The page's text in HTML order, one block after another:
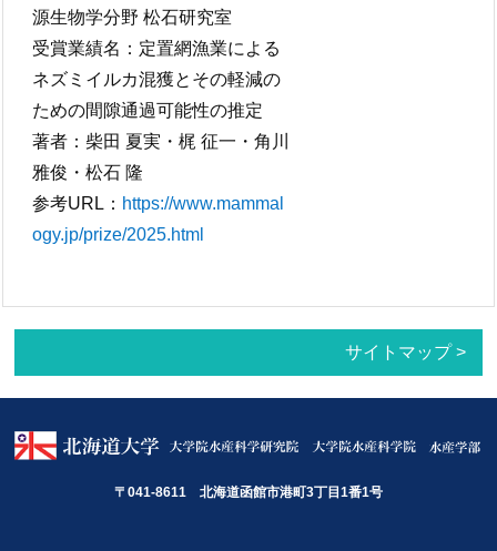
源生物学分野 松石研究室
受賞業績名：定置網漁業による
ネズミイルカ混獲とその軽減の
ための間隙通過可能性の推定
著者：柴田 夏実・梶 征一・角川
雅俊・松石 隆
参考URL： https://www.mammal
ogy.jp/prize/2025.html
サイトマップ >
〒041-8611 北海道函館市港町3丁目1番1号